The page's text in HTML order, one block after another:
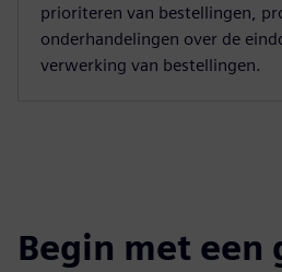
prioriteren van bestellingen,
onderhandelingen over de
verwerking van bestellingen.
Begin met een